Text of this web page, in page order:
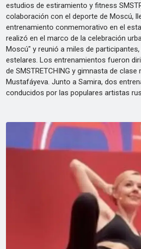
estudios de estiramiento y fitness
colaboración con el deporte de Moscú,
entrenamiento conmemorativo en el
realizó en el marco de la celebración
Moscú" y reunió a miles de
estelares. Los entrenamientos fueron
de SMSTRETCHING y gimnasta de clase
Mustafáyeva. Junto a Samira, dos
conducidos por las populares artistas